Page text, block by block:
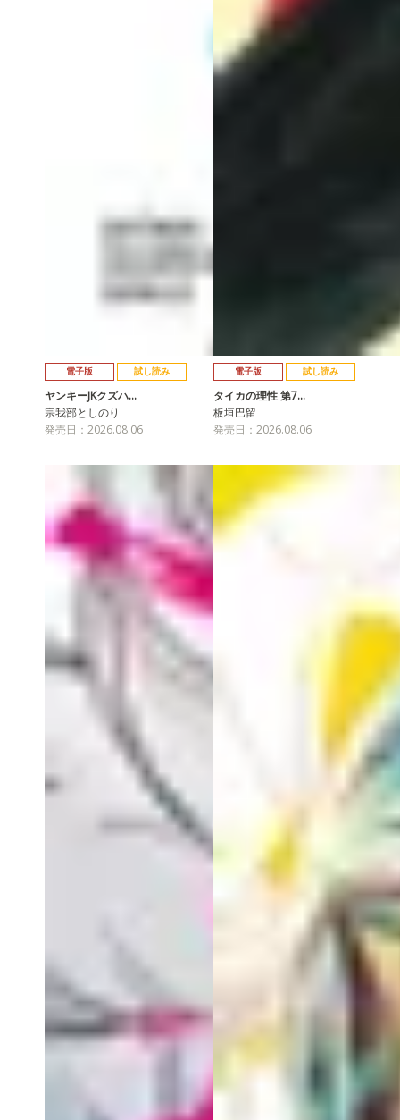
電子版 試し読み
ヤンキーJKクズハ…
宗我部としのり
発売日：2026.08.06
電子版 試し読み
タイカの理性 第7…
板垣巴留
発売日：2026.08.06